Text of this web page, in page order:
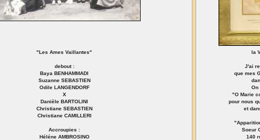
"Les Ames Vaillantes"
debout :
Baya BENHAMMADI
Suzanne SEBASTIEN
Odile LANGENDORF
X
Danièle BARTOLINI
Christiane SEBASTIEN
Christiane CAMILLERI
Accroupies :
Héléne AMBROSINO
la
J'ai
que mes
On
"O Marie
pour nous
et
Soeur
140